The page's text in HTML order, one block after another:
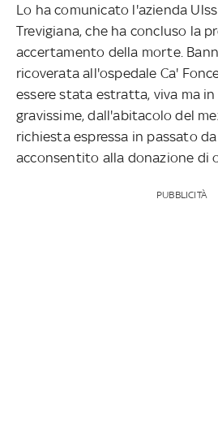
Lo ha comunicato l'azienda
Trevigiana, che ha concluso la
accertamento della morte.
ricoverata all'ospedale Ca'
essere stata estratta, viva ma
gravissime, dall'abitacolo del
richiesta espressa in passato
acconsentito alla donazione di
PUBBLICITÀ